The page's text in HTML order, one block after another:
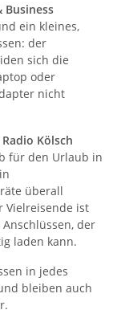
Business
ein kleines,
der
sich die
oder
nicht
Radio Kölsch
für den Urlaub in
überall
Vielreisende ist
der
laden kann.
in jedes
bleiben auch